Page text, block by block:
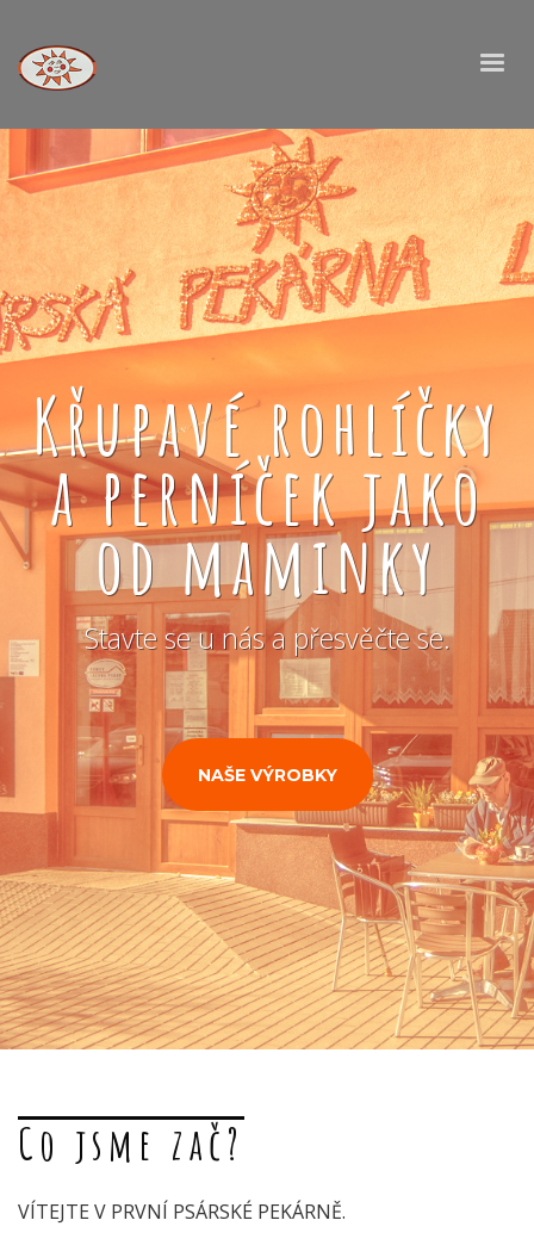
Křupavé rohlíčky
a perníček jako
od maminky
Stavte se u nás a přesvěčte se.
NAŠE VÝROBKY
Co jsme zač?
VÍTEJTE V PRVNÍ PSÁRSKÉ PEKÁRNĚ.